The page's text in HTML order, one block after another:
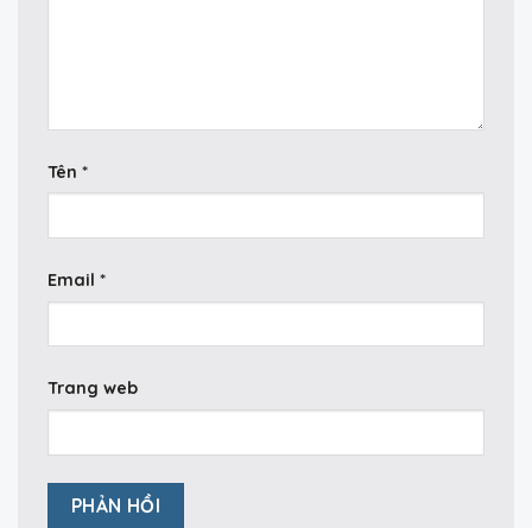
Tên *
Email *
Trang web